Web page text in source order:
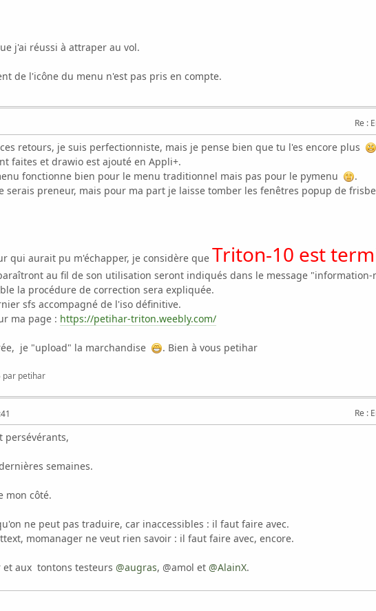
j'ai réussi à attraper au vol.
de l'icône du menu n'est pas pris en compte.
retours, je suis perfectionniste, mais je pense bien que tu l'es encore plus
et drawio est ajouté en Appli+.
bien pour le menu traditionnel mais pas pour le pymenu
.
preneur, mais pour ma part je laisse tomber les fenêtres popup de
aurait pu m'échapper, je considère que Triton-10 est
au fil de son utilisation seront indiqués dans le message "information-
la procédure de correction sera expliquée.
sfs accompagné de l'iso définitive.
page : https://petihar-triton.weebly.com/
"upload" la marchandise . Bien à vous petihar
par petihar
persévérants,
semaines.
mon côté.
ne peut pas traduire, car inaccessibles : il faut faire avec.
momanager ne veut rien savoir : il faut faire avec, encore.
et aux tontons testeurs@augras, @amol et@AlainX.